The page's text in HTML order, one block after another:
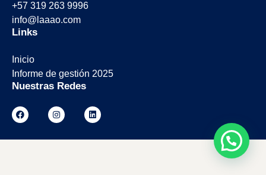
+57 319 263 9996
info@laaao.com
Links
Inicio
Informe de gestión 2025
Nuestras Redes